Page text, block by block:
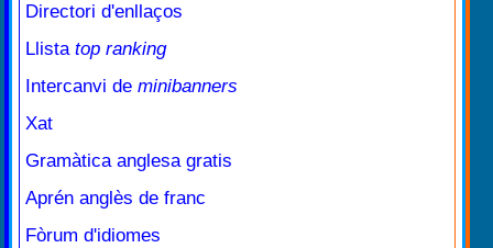
Directori d'enllaços
Llista top ranking
Intercanvi de minibanners
Xat
Gramàtica anglesa gratis
Aprén anglès de franc
Fòrum d'idiomes